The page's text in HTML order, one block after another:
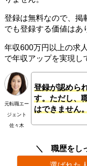
登録は無料なので、掲
でも登録する価値はあ
年収600万円以上の求
で年収アップを実現し
元転職エー
ジェント
佐々木
登録が認めら
す。ただし、
はできません。
職歴をし